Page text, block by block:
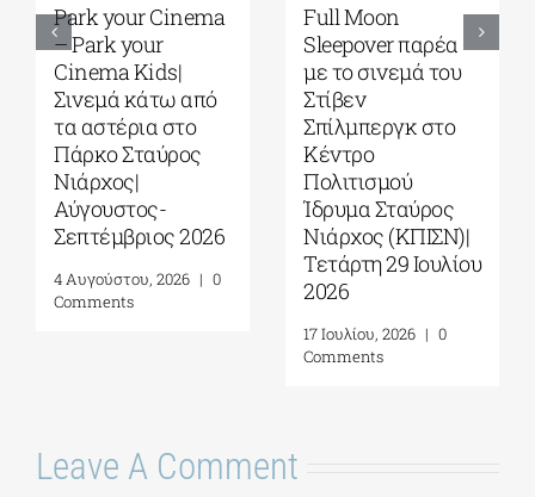
Park your Cinema
– Park your
Cinema Kids|
Σινεμά κάτω από
τα αστέρια στο
Πάρκο Σταύρος
Νιάρχος|
Αύγουστος-
Σεπτέμβριος 2026
4 Αυγούστου, 2026 | 0
Comments
Full Moon
Sleepover παρέα
με το σινεμά του
Στίβεν
Σπίλμπεργκ στο
Κέντρο
Πολιτισμού
Ίδρυμα Σταύρος
Νιάρχος (ΚΠΙΣΝ)|
Τετάρτη 29 Ιουλίου
2026
17 Ιουλίου, 2026 | 0
Comments
Leave A Comment